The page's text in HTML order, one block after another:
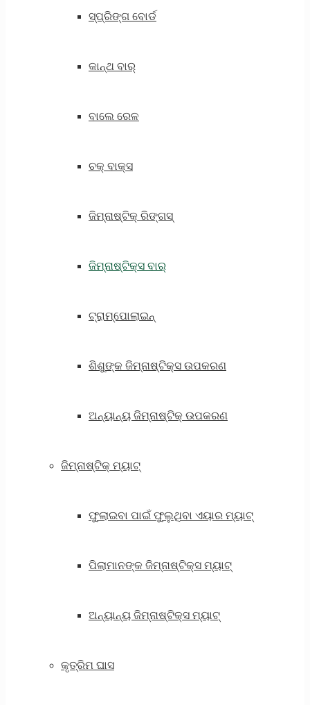
ସ୍ପ୍ରିଙ୍ଗ ବୋର୍ଡ
କାନ୍ଥ ବାର୍
ବାଲେ ରେଳ
ଚକ୍ ବାକ୍ସ
ଜିମ୍ନାଷ୍ଟିକ୍ ରିଙ୍ଗସ୍
ଜିମ୍ନାଷ୍ଟିକ୍ସ ବାର୍
ଟ୍ରାମ୍ପୋଲାଇନ୍
ଶିଶୁଙ୍କ ଜିମ୍ନାଷ୍ଟିକ୍ସ ଉପକରଣ
ଅନ୍ୟାନ୍ୟ ଜିମ୍ନାଷ୍ଟିକ୍ ଉପକରଣ
ଜିମ୍ନାଷ୍ଟିକ୍ ମ୍ୟାଟ୍
ଫୁଲାଇବା ପାଇଁ ଫୁଲୁଥିବା ଏୟାର ମ୍ୟାଟ୍
ପିଲାମାନଙ୍କ ଜିମ୍ନାଷ୍ଟିକ୍ସ ମ୍ୟାଟ୍
ଅନ୍ୟାନ୍ୟ ଜିମ୍ନାଷ୍ଟିକ୍ସ ମ୍ୟାଟ୍
କୃତ୍ରିମ ଘାସ